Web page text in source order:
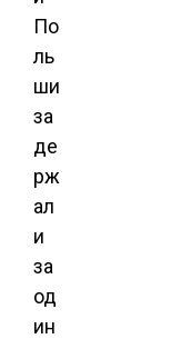
По
ль
ши
за
де
рж
ал
и
за
од
ин